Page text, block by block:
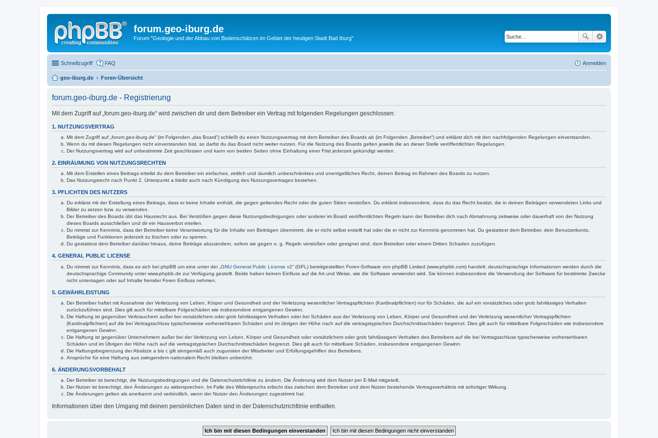
forum.geo-iburg.de
Forum "Geologie und der Abbau von Bodenschätzen im Gebiet der heutigen Stadt Bad Iburg"
Schnellzugriff FAQ Anmelden
geo-iburg.de Foren-Übersicht
forum.geo-iburg.de - Registrierung
Mit dem Zugriff auf „forum.geo-iburg.de“ wird zwischen dir und dem Betreiber ein Vertrag mit folgenden Regelungen geschlossen:
1. NUTZUNGSVERTRAG
Mit dem Zugriff auf „forum.geo-iburg.de“ (im Folgenden „das Board“) schließt du einen Nutzungsvertrag mit dem Betreiber des Boards ab (im Folgenden „Betreiber“) und erklärst dich mit den nachfolgenden Regelungen einverstanden.
Wenn du mit diesen Regelungen nicht einverstanden bist, so darfst du das Board nicht weiter nutzen. Für die Nutzung des Boards gelten jeweils die an dieser Stelle veröffentlichten Regelungen.
Der Nutzungsvertrag wird auf unbestimmte Zeit geschlossen und kann von beiden Seiten ohne Einhaltung einer Frist jederzeit gekündigt werden.
2. EINRÄUMUNG VON NUTZUNGSRECHTEN
Mit dem Erstellen eines Beitrags erteilst du dem Betreiber ein einfaches, zeitlich und räumlich unbeschränktes und unentgeltliches Recht, deinen Beitrag im Rahmen des Boards zu nutzen.
Das Nutzungsrecht nach Punkt 2, Unterpunkt a bleibt auch nach Kündigung des Nutzungsvertrages bestehen.
3. PFLICHTEN DES NUTZERS
Du erklärst mit der Erstellung eines Beitrags, dass er keine Inhalte enthält, die gegen geltendes Recht oder die guten Sitten verstoßen. Du erklärst insbesondere, dass du das Recht besitzt, die in deinen Beiträgen verwendeten Links und
Bilder zu setzen bzw. zu verwenden.
Der Betreiber des Boards übt das Hausrecht aus. Bei Verstößen gegen diese Nutzungsbedingungen oder anderer im Board veröffentlichten Regeln kann der Betreiber dich nach Abmahnung zeitweise oder dauerhaft von der Nutzung
dieses Boards ausschließen und dir ein Hausverbot erteilen.
Du nimmst zur Kenntnis, dass der Betreiber keine Verantwortung für die Inhalte von Beiträgen übernimmt, die er nicht selbst erstellt hat oder die er nicht zur Kenntnis genommen hat. Du gestattest dem Betreiber, dein Benutzerkonto,
Beiträge und Funktionen jederzeit zu löschen oder zu sperren.
Du gestattest dem Betreiber darüber hinaus, deine Beiträge abzuändern, sofern sie gegen o. g. Regeln verstoßen oder geeignet sind, dem Betreiber oder einem Dritten Schaden zuzufügen.
4. GENERAL PUBLIC LICENSE
Du nimmst zur Kenntnis, dass es sich bei phpBB um eine unter der „ GNU General Public License v2“ (GPL) bereitgestellten Foren-Software von phpBB Limited (www.phpbb.com) handelt; deutschsprachige Informationen werden durch die
deutschsprachige Community unter www.phpbb.de zur Verfügung gestellt. Beide haben keinen Einfluss auf die Art und Weise, wie die Software verwendet wird. Sie können insbesondere die Verwendung der Software für bestimmte Zwecke
nicht untersagen oder auf Inhalte fremder Foren Einfluss nehmen.
5. GEWÄHRLEISTUNG
Der Betreiber haftet mit Ausnahme der Verletzung von Leben, Körper und Gesundheit und der Verletzung wesentlicher Vertragspflichten (Kardinalpflichten) nur für Schäden, die auf ein vorsätzliches oder grob fahrlässiges Verhalten
zurückzuführen sind. Dies gilt auch für mittelbare Folgeschäden wie insbesondere entgangenen Gewinn.
Die Haftung ist gegenüber Verbrauchern außer bei vorsätzlichem oder grob fahrlässigem Verhalten oder bei Schäden aus der Verletzung von Leben, Körper und Gesundheit und der Verletzung wesentlicher Vertragspflichten
(Kardinalpflichten) auf die bei Vertragsschluss typischerweise vorhersehbaren Schäden und im übrigen der Höhe nach auf die vertragstypischen Durchschnittsschäden begrenzt. Dies gilt auch für mittelbare Folgeschäden wie insbesondere
entgangenen Gewinn.
Die Haftung ist gegenüber Unternehmern außer bei der Verletzung von Leben, Körper und Gesundheit oder vorsätzlichem oder grob fahrlässigem Verhalten des Betreibers auf die bei Vertragsschluss typischerweise vorhersehbaren
Schäden und im Übrigen der Höhe nach auf die vertragstypischen Durchschnittsschäden begrenzt. Dies gilt auch für mittelbare Schäden, insbesondere entgangenen Gewinn.
Die Haftungsbegrenzung der Absätze a bis c gilt sinngemäß auch zugunsten der Mitarbeiter und Erfüllungsgehilfen des Betreibers.
Ansprüche für eine Haftung aus zwingendem nationalem Recht bleiben unberührt.
6. ÄNDERUNGSVORBEHALT
Der Betreiber ist berechtigt, die Nutzungsbedingungen und die Datenschutzrichtlinie zu ändern. Die Änderung wird dem Nutzer per E-Mail mitgeteilt.
Der Nutzer ist berechtigt, den Änderungen zu widersprechen. Im Falle des Widerspruchs erlischt das zwischen dem Betreiber und dem Nutzer bestehende Vertragsverhältnis mit sofortiger Wirkung.
Die Änderungen gelten als anerkannt und verbindlich, wenn der Nutzer den Änderungen zugestimmt hat.
Informationen über den Umgang mit deinen persönlichen Daten sind in der Datenschutzrichtlinie enthalten.